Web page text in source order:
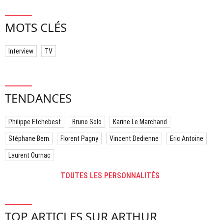
MOTS CLÉS
Interview TV
TENDANCES
Philippe Etchebest Bruno Solo Karine Le Marchand
Stéphane Bern Florent Pagny Vincent Dedienne Eric Antoine
Laurent Ournac
TOUTES LES PERSONNALITÉS
TOP ARTICLES SUR ARTHUR